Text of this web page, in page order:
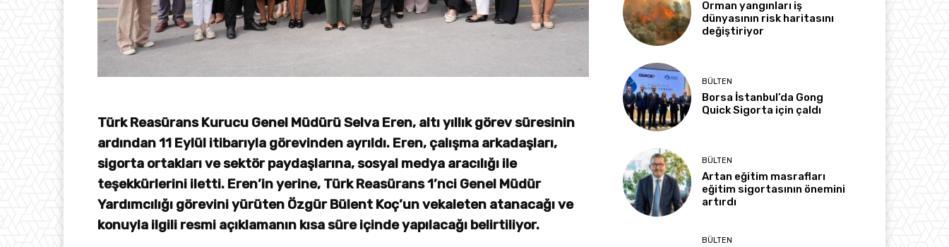
Türk Reasürans Kurucu Genel Müdürü Selva Eren, altı yıllık görev süresinin
ardından 11 Eylül itibarıyla görevinden ayrıldı. Eren, çalışma arkadaşları,
sigorta ortakları ve sektör paydaşlarına, sosyal medya aracılığı ile
teşekkürlerini iletti. Eren’in yerine, Türk Reasürans 1’nci Genel Müdür
Yardımcılığı görevini yürüten Özgür Bülent Koç’un vekaleten atanacağı ve
konuyla ilgili resmi açıklamanın kısa süre içinde yapılacağı belirtiliyor.
Orman yangınları iş
dünyasının risk haritasını
değiştiriyor
BÜLTEN
Borsa İstanbul’da Gong
Quick Sigorta için çaldı
BÜLTEN
Artan eğitim masrafları
eğitim sigortasının önemini
artırdı
BÜLTEN